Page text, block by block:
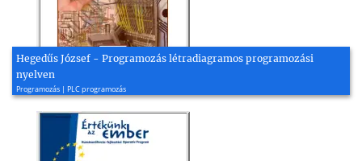
Hegedűs József - Programozás létradiagramos programozási
nyelven
Programozás | PLC programozás